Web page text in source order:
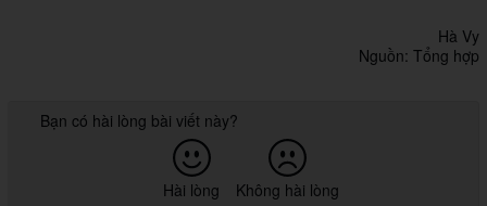
Hà Vy
Nguồn: Tổng hợp
Bạn có hài lòng bài viết này?
Hài lòng Không hài lòng